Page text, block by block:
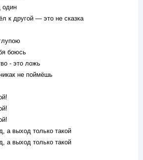
один
к другой — это не сказка
боюсь
- это ложь
не поймёшь
а выход только такой
а выход только такой